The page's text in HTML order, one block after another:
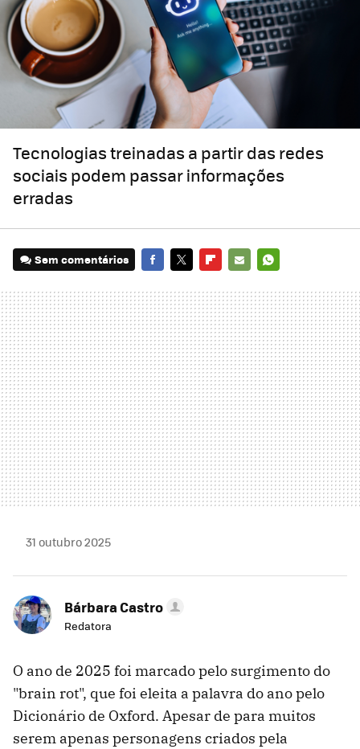
Tecnologias treinadas a partir das redes
sociais podem passar informações
erradas
Sem comentários
MAIL
31 outubro 2025
Bárbara Castro
Redatora
O ano de 2025 foi marcado pelo surgimento do
"brain rot", que foi eleita a palavra do ano pelo
Dicionário de Oxford. Apesar de para muitos
serem apenas personagens criados pela